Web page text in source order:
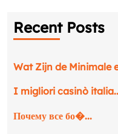
Recent Posts
Wat Zijn de Minimale
I migliori casinò
Почему все бо�...